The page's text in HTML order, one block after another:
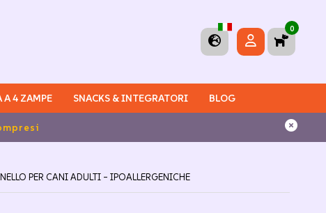
0
A 4 ZAMPE SNACKS & INTEGRATORI BLOG
Spese di
PER CANI ADULTI – IPOALLERGENICHE